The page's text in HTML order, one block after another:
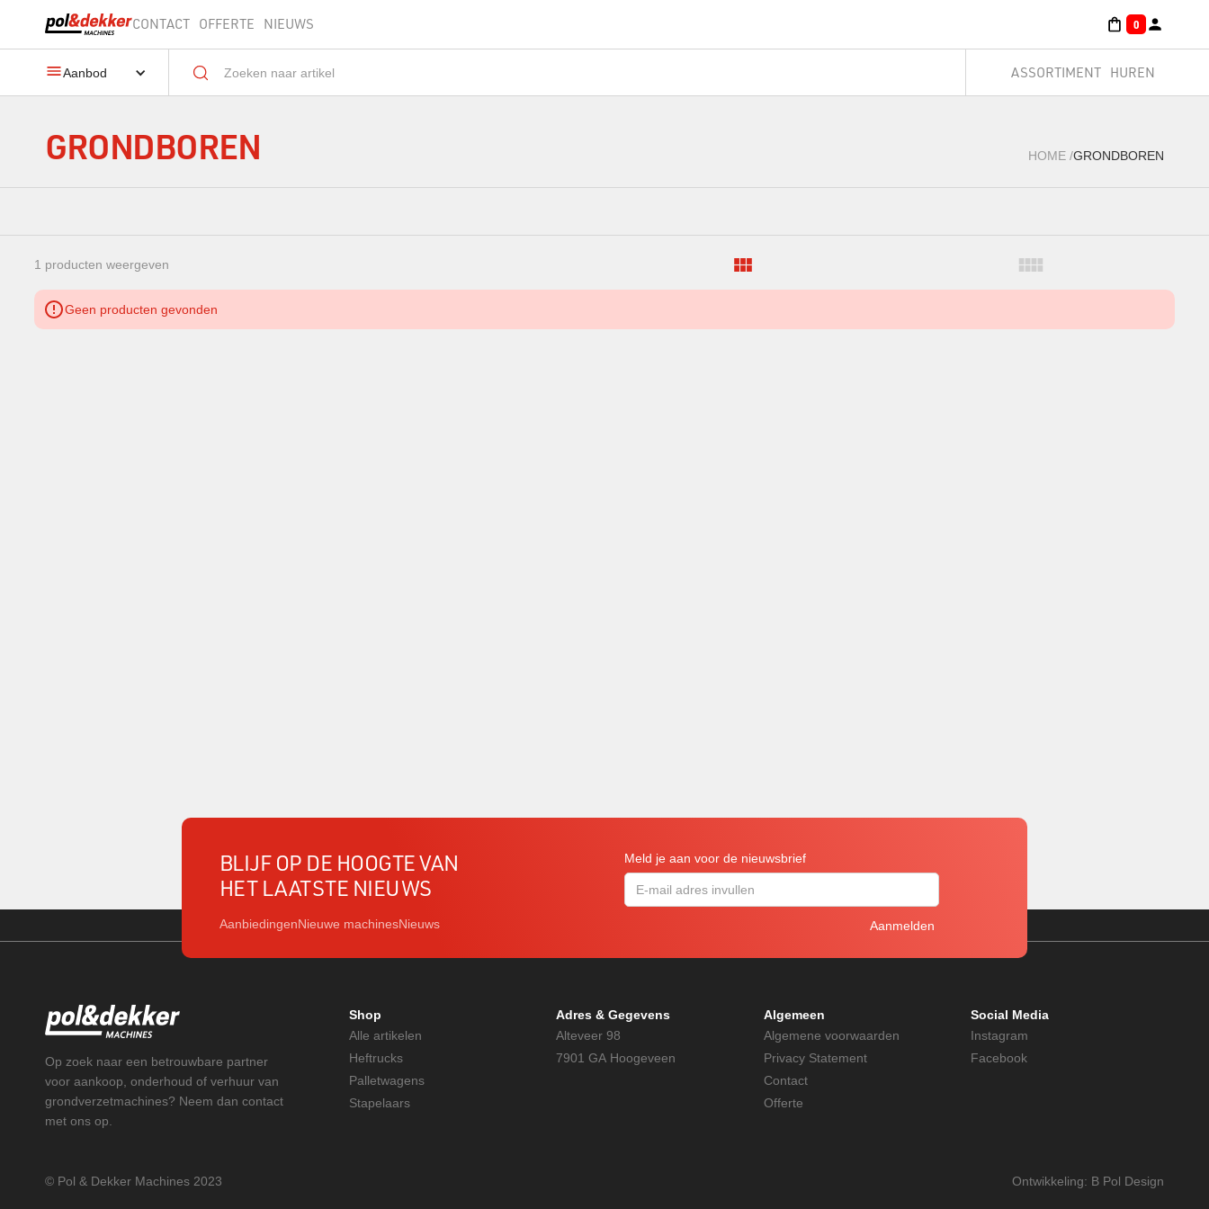
CONTACT OFFERTE NIEUWS 0
Aanbod ASSORTIMENT HUREN
GRONDBOREN HOME /GRONDBOREN
1 producten weergeven
Geen producten gevonden
BLIJF OP DE HOOGTE VAN
HET LAATSTE NIEUWS
AanbiedingenNieuwe machinesNieuws
Meld je aan voor de nieuwsbrief
Op zoek naar een betrouwbare partner
voor aankoop, onderhoud of verhuur van
grondverzetmachines? Neem dan contact
met ons op.
Shop
Alle artikelen
Heftrucks
Palletwagens
Stapelaars
Adres & Gegevens
Alteveer 98
7901 GA Hoogeveen
Algemeen
Algemene voorwaarden
Privacy Statement
Contact
Offerte
Social Media
Instagram
Facebook
© Pol & Dekker Machines 2023 Ontwikkeling: B Pol Design